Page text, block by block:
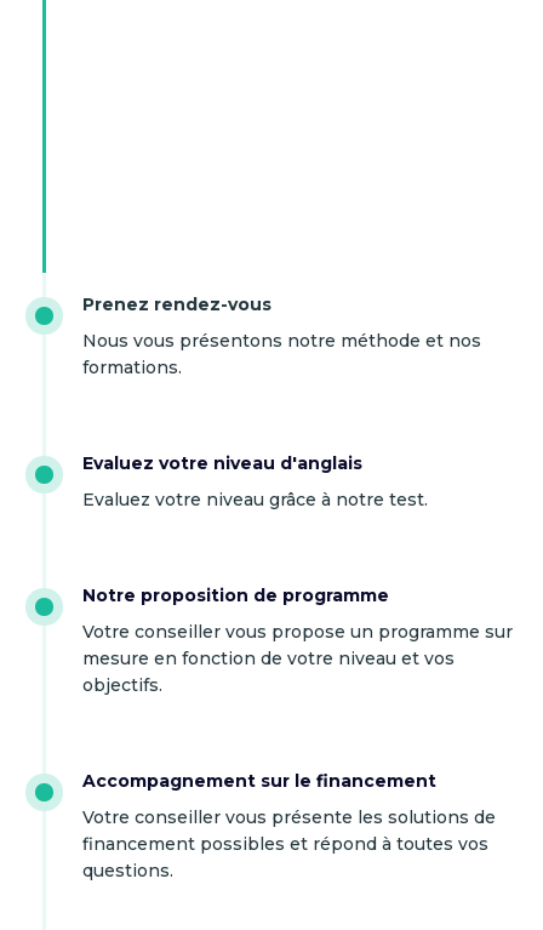
Prenez rendez-vous
Nous vous présentons notre méthode et nos
formations.
Evaluez votre niveau d'anglais
Evaluez votre niveau grâce à notre test.
Notre proposition de programme
Votre conseiller vous propose un programme sur
mesure en fonction de votre niveau et vos
objectifs.
Accompagnement sur le financement
Votre conseiller vous présente les solutions de
financement possibles et répond à toutes vos
questions.